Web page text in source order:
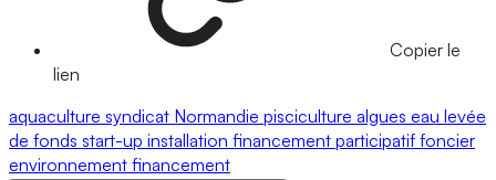
Copier le
lien
aquaculture syndicat Normandie pisciculture algues eau levée
de fonds start-up installation financement participatif foncier
environnement financement